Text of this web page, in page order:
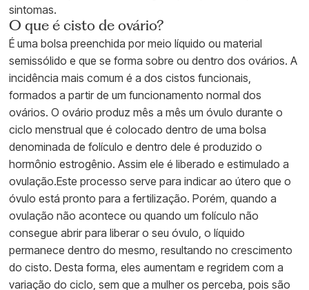
sintomas.
O que é cisto de ovário?
É uma bolsa preenchida por meio líquido ou material
semissólido e que se forma sobre ou dentro dos ovários. A
incidência mais comum é a dos cistos funcionais,
formados a partir de um funcionamento normal dos
ovários. O ovário produz mês a mês um óvulo durante o
ciclo menstrual que é colocado dentro de uma bolsa
denominada de folículo e dentro dele é produzido o
hormônio estrogênio. Assim ele é liberado e estimulado a
ovulação.Este processo serve para indicar ao útero que o
óvulo está pronto para a fertilização. Porém, quando a
ovulação não acontece ou quando um folículo não
consegue abrir para liberar o seu óvulo, o líquido
permanece dentro do mesmo, resultando no crescimento
do cisto. Desta forma, eles aumentam e regridem com a
variação do ciclo, sem que a mulher os perceba, pois são